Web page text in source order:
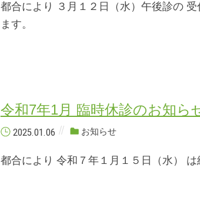
都合により ３月１２日（水）午後診の
ます。
令和7年1月 臨時休診のお知ら
2025.01.06 お知らせ
都合により 令和７年１月１５日（水） は